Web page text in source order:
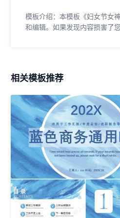
模板介绍：本模板《妇女节女
和编辑。如果发现内容损害了
相关模板推荐